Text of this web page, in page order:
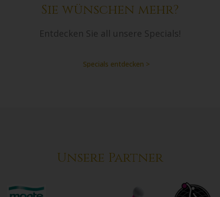
Sie wünschen mehr?
Entdecken Sie all unsere Specials!
Specials entdecken >
Unsere Partner